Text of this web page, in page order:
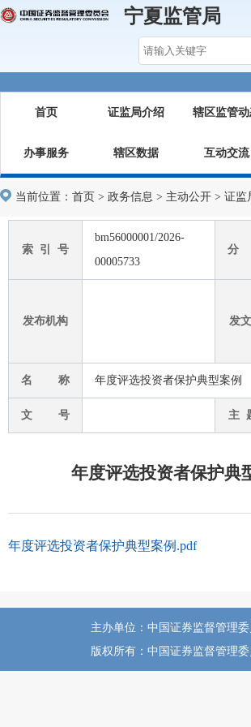
宁夏监管局
首页 证监局介绍 辖区监管
办事服务 辖区数据 互动交流
当前位置： 首页 > 政务信息 > 主动公开 > 证监
索 引 号
bm56000001/2026-
00005733
分
发布机构 发
名 称 年度评选投资者保护典型案例
文 号 主
年度评选投资者保护典
年度评选投资者保护典型案例.pdf
主办单位：中国证券监督管理委
版权所有：中国证券监督管理